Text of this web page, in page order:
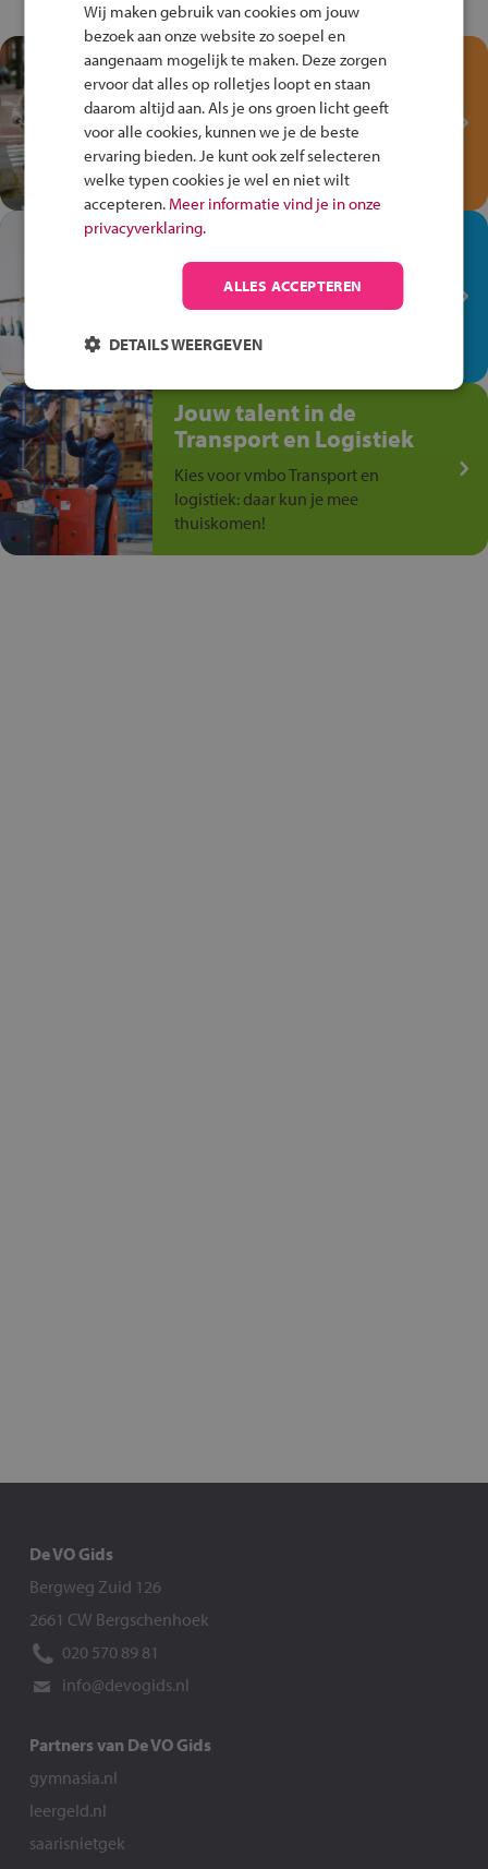
Test je kennis met het
Fiets Veilig
Verkeersspel!
Speel het Fiets Veilig Verkeersspel
en win een Cortina-fiets!
In de winkel ben je op je
plek!
Ontdek via het vmbo jouw talent
anders is!
Jouw talent in de
Transport en Logistiek
Kies voor vmbo Transport en
logistiek: daar kun je mee
thuiskomen!
De VO Gids
Bergweg Zuid 126
2661 CW Bergschenhoek
020 570 89 81
info@devogids.nl
Partners van De VO Gids
gymnasia.nl
leergeld.nl
saarisnietgek
Wij maken gebruik van cookies om jouw
bezoek aan onze website zo soepel en
aangenaam mogelijk te maken. Deze zorgen
ervoor dat alles op rolletjes loopt en staan
daarom altijd aan. Als je ons groen licht geeft
voor alle cookies, kunnen we je de beste
ervaring bieden. Je kunt ook zelf selecteren
welke typen cookies je wel en niet wilt
accepteren. Meer informatie vind je in onze
privacyverklaring.
ALLES ACCEPTEREN
DETAILS WEERGEVEN